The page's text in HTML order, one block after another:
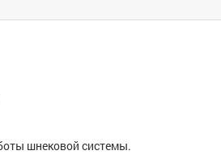
шнековой системы.